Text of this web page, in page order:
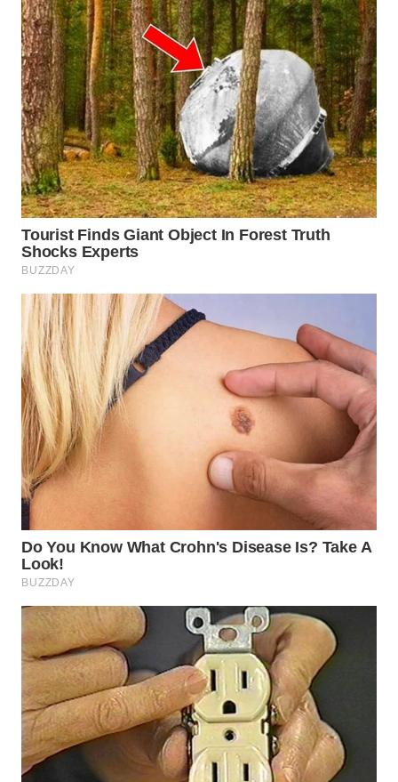
WN
SEMARANG
WN
SOLO
WN
BOROBUDUR
WN
MADURA
WN
SURABAYA
WN
NATUNA
WN
BINTAN
WN
MANDALIKA
WN
LIKUPANG
WN
LABUANBAJO
WN
BORNEO
Wahana
Media
Group